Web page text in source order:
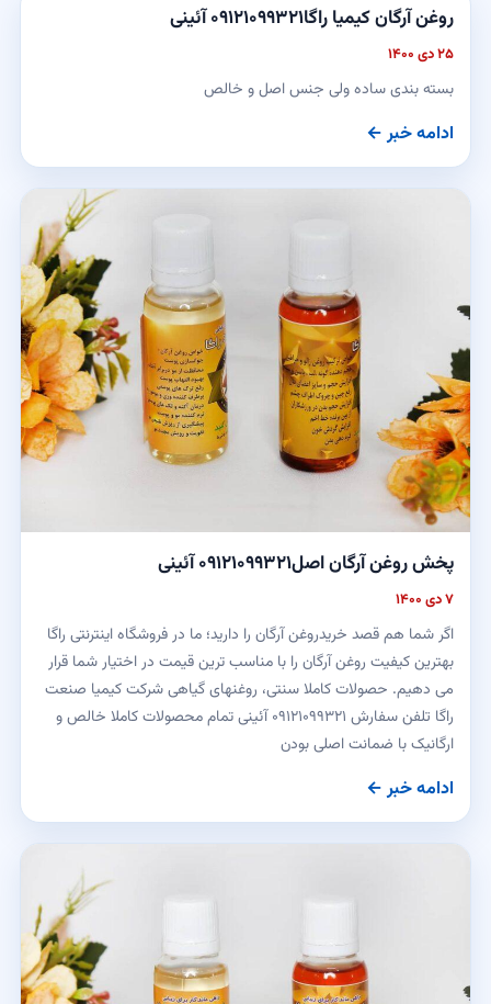
روغن آرگان کیمیا راگا۰۹۱۲۱۰۹۹۳۲۱ آئینی
۲۵ دی ۱۴۰۰
بسته بندی ساده ولی جنس اصل و خالص
ادامه خبر ←
پخش روغن آرگان اصل۰۹۱۲۱۰۹۹۳۲۱ آئینی
۷ دی ۱۴۰۰
اگر شما هم قصد خریدروغن آرگان را دارید؛ ما در فروشگاه اینترنتی راگا
بهترین کیفیت روغن آرگان را با مناسب ترین قیمت در اختیار شما قرار
می دهیم. حصولات کاملا سنتی، روغنهای گیاهی شرکت کیمیا صنعت
راگا تلفن سفارش ۰۹۱۲۱۰۹۹۳۲۱ آئینی تمام محصولات کاملا خالص و
ارگانیک با ضمانت اصلی بودن
ادامه خبر ←